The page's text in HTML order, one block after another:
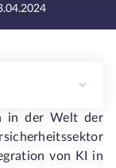
in der Welt der
von KI in